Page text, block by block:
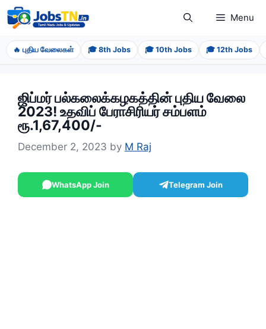
Skip
to
content
Menu
🔥 புதிய வேலைகள் 🎓 8th Jobs 🎓 10th Jobs 🎓 12th Jobs
ஜிப்மர் பல்கலைக்கழகத்தின் புதிய வேலை
2023! உதவிப் பேராசிரியர் சம்பளம்
ரூ.1,67,400/-
December 2, 2023 by M Raj
WhatsApp Join Telegram Join